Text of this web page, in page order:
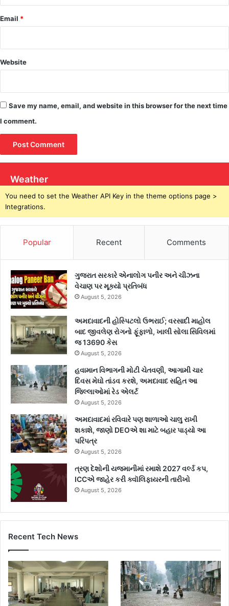
Email *
Website
Save my name, email, and website in this browser for the next time
I comment.
Weather
You need to set the Weather API Key in the theme options page >
Integrations.
Popular Recent Comments
ગુજરાત સરકારે એનાલોગ પનીર અને ચીઝના
વેચાણ પર મૂક્યો પ્રતિબંધ
August 5, 2026
અમદાવાદની હોસ્પિટલો ઉભરાઈ; વરસાદી માહોલ
બાદ જીવલેણ રોગનો ફૂંફાળો, ખાલી સોલા સિવિલમાં
જ 13690 કેસ
August 5, 2026
હવામાન વિભાગની મોટી ચેતવણી, આગામી ચાર
દિવસ મેઘો તાંડવ કરશે, અમદાવાદ સહિત આ
જિલ્લાઓમાં રેડ એલર્ટ
August 5, 2026
અમદાવાદમાં રવિવારે પણ શાળાઓ ચાલુ રાખી
શકાશે, જાણો DEOએ શા માટે બહાર પાડ્યો આ
પરિપત્ર
August 5, 2026
ત્રણ દેશોની યજમાનીમાં રમાશે 2027 વર્લ્ડ કપ,
ICCએ જાહેર કરી ક્વૉલિફાયરની તારીખો
August 5, 2026
Recent Tech News